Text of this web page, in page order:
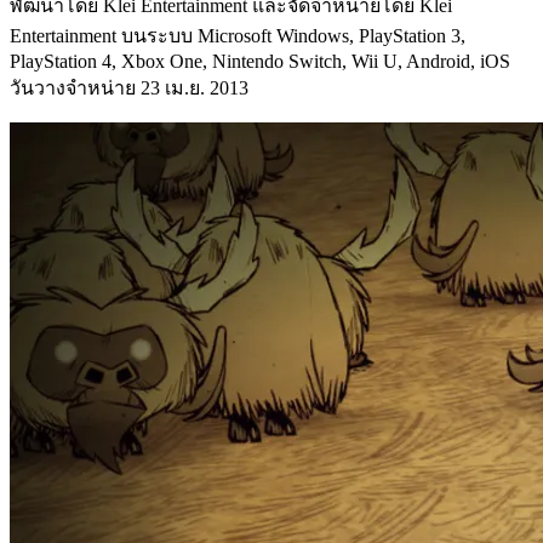
พัฒนาโดย Klei Entertainment และจัดจำหน่ายโดย Klei
Entertainment บนระบบ Microsoft Windows, PlayStation 3,
PlayStation 4, Xbox One, Nintendo Switch, Wii U, Android, iOS
วันวางจำหน่าย 23 เม.ย. 2013